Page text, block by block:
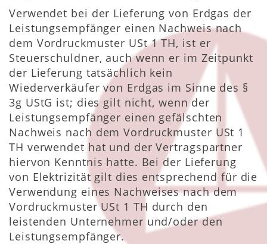
Verwendet bei der Lieferung von Erdgas der
Leistungsempfänger einen Nachweis nach
dem Vordruckmuster USt 1 TH, ist er
Steuerschuldner, auch wenn er im Zeitpunkt
der Lieferung tatsächlich kein
Wiederverkäufer von Erdgas im Sinne des §
3g UStG ist; dies gilt nicht, wenn der
Leistungsempfänger einen gefälschten
Nachweis nach dem Vordruckmuster USt 1
TH verwendet hat und der Vertragspartner
hiervon Kenntnis hatte. Bei der Lieferung
von Elektrizität gilt dies entsprechend für die
Verwendung eines Nachweises nach dem
Vordruckmuster USt 1 TH durch den
leistenden Unternehmer und/oder den
Leistungsempfänger.